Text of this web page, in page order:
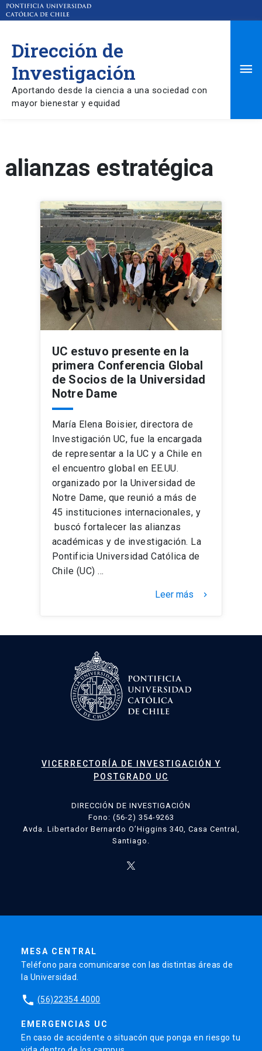
Dirección de
Investigación
Aportando desde la ciencia a una sociedad con
mayor bienestar y equidad
alianzas estratégica
UC estuvo presente en la
primera Conferencia Global
de Socios de la Universidad
Notre Dame
María Elena Boisier, directora de
Investigación UC, fue la encargada
de representar a la UC y a Chile en
el encuentro global en EE.UU.
organizado por la Universidad de
Notre Dame, que reunió a más de
45 instituciones internacionales, y
buscó fortalecer las alianzas
académicas y de investigación. La
Pontificia Universidad Católica de
Chile (UC) …
Leer más keyboard_arrow_right
VICERRECTORÍA DE INVESTIGACIÓN Y
POSTGRADO UC
DIRECCIÓN DE INVESTIGACIÓN
Fono: (56-2) 354-9263
Avda. Libertador Bernardo O’Higgins 340, Casa Central,
Santiago.
MESA CENTRAL
Teléfono para comunicarse con las distintas áreas de
la Universidad.
phone (56)22354 4000
EMERGENCIAS UC
En caso de accidente o situacón que ponga en riesgo tu